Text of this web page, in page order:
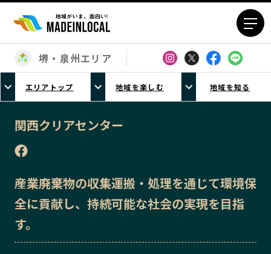
エリアから探す
北海道エリア
青森エリア
岩手エリア
福島エリア
埼玉エリア
千葉エリア
東京23区エリア
多摩エリア
神奈川エリア
堺・泉州エリア
エリアトップ 地域を楽しむ 地域を知る
関西クリアセンター
産業廃棄物の収集運搬・処理を通じて環境保
全に貢献し、持続可能な社会の実現を目指
す。